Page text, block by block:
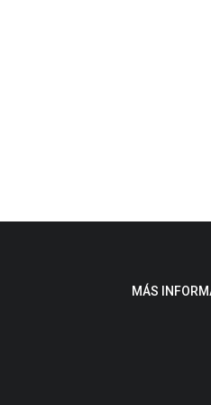
MÁS